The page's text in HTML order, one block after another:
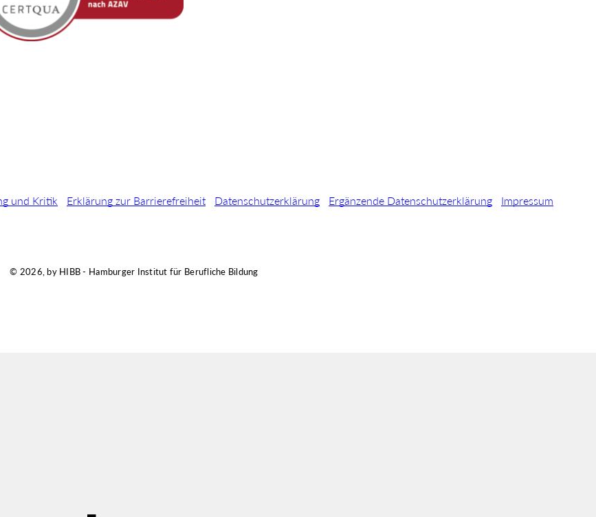
und Kritik Erklärung zur Barrierefreiheit Datenschutzerklärung Ergänzende Datenschutzerklärung Impressum
© 2026, by HIBB - Hamburger Institut für Berufliche Bildung